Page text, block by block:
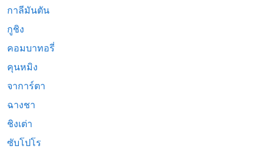
กาลีมันตัน
กูชิง
คอมบาทอรี่
คุนหมิง
จาการ์ตา
ฉางชา
ชิงเต่า
ซับโปโร